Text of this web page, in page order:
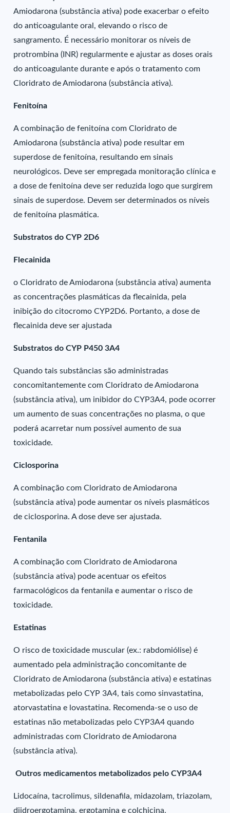
Amiodarona (substância ativa) pode exacerbar o efeito
do anticoagulante oral, elevando o risco de
sangramento. É necessário monitorar os níveis de
protrombina (INR) regularmente e ajustar as doses orais
do anticoagulante durante e após o tratamento com
Cloridrato de Amiodarona (substância ativa).
Fenitoína
A combinação de fenitoína com Cloridrato de
Amiodarona (substância ativa) pode resultar em
superdose de fenitoína, resultando em sinais
neurológicos. Deve ser empregada monitoração clínica e
a dose de fenitoína deve ser reduzida logo que surgirem
sinais de superdose. Devem ser determinados os níveis
de fenitoína plasmática.
Substratos do CYP 2D6
Flecainida
o Cloridrato de Amiodarona (substância ativa) aumenta
as concentrações plasmáticas da flecainida, pela
inibição do citocromo CYP2D6. Portanto, a dose de
flecainida deve ser ajustada
Substratos do CYP P450 3A4
Quando tais substâncias são administradas
concomitantemente com Cloridrato de Amiodarona
(substância ativa), um inibidor do CYP3A4, pode ocorrer
um aumento de suas concentrações no plasma, o que
poderá acarretar num possível aumento de sua
toxicidade.
Ciclosporina
A combinação com Cloridrato de Amiodarona
(substância ativa) pode aumentar os níveis plasmáticos
de ciclosporina. A dose deve ser ajustada.
Fentanila
A combinação com Cloridrato de Amiodarona
(substância ativa) pode acentuar os efeitos
farmacológicos da fentanila e aumentar o risco de
toxicidade.
Estatinas
O risco de toxicidade muscular (ex.: rabdomiólise) é
aumentado pela administração concomitante de
Cloridrato de Amiodarona (substância ativa) e estatinas
metabolizadas pelo CYP 3A4, tais como sinvastatina,
atorvastatina e lovastatina. Recomenda-se o uso de
estatinas não metabolizadas pelo CYP3A4 quando
administradas com Cloridrato de Amiodarona
(substância ativa).
Outros medicamentos metabolizados pelo CYP3A4
Lidocaína, tacrolimus, sildenafila, midazolam, triazolam,
diidroergotamina, ergotamina e colchicina.